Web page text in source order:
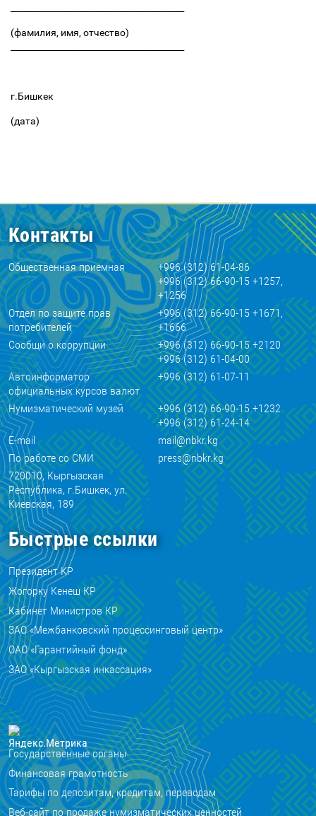
(фамилия, имя, отчество)
г.Бишкек
(дата)
Контакты
Общественная приемная
+996 (312) 61-04-86
+996 (312) 66-90-15 +1257,
+1256
Отдел по защите прав
потребителей
+996 (312) 66-90-15 +1671,
+1666
Сообщи о коррупции
+996 (312) 66-90-15 +2120
+996 (312) 61-04-00
Автоинформатор
официальных курсов валют
+996 (312) 61-07-11
Нумизматический музей
+996 (312) 66-90-15 +1232
+996 (312) 61-24-14
E-mail
mail@nbkr.kg
По работе со СМИ
press@nbkr.kg
720010, Кыргызская
Республика, г.Бишкек, ул.
Киевская, 189
Быстрые ссылки
Президент КР
Жогорку Кенеш КР
Кабинет Министров КР
ЗАО «Межбанковский процессинговый центр»
ОАО «Гарантийный фонд»
ЗАО «Кыргызская инкассация»
Государственные органы
Финансовая грамотность
Тарифы по депозитам, кредитам, переводам
Веб-сайт по продаже нумизматических ценностей